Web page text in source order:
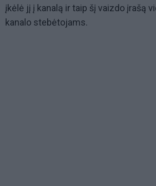
įkėlė jį į kanalą ir taip šį vaizdo įrašą
kanalo stebėtojams.